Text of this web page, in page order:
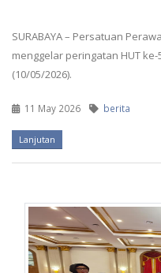
SURABAYA – Persatuan
menggelar peringatan HUT
(10/05/2026).
11 May 2026 berita
Lanjutan